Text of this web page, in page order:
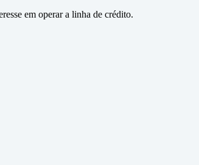
em operar a linha de crédito.